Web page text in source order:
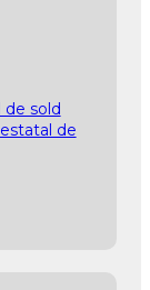
de sold
de